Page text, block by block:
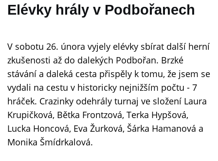
Elévky hrály v Podbořanech
V sobotu 26. února vyjely elévky sbírat další herní
zkušenosti až do dalekých Podbořan. Brzké
stávání a daleká cesta přispěly k tomu, že jsem se
vydali na cestu v historicky nejnižším počtu - 7
hráček. Crazinky odehrály turnaj ve složení Laura
Krupičková, Bětka Frontzová, Terka Hypšová,
Lucka Honcová, Eva Žurková, Šárka Hamanová a
Monika Šmídrkalová.